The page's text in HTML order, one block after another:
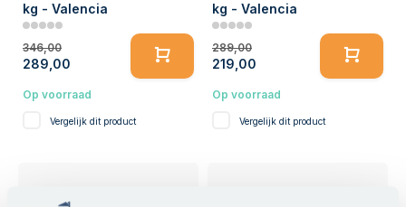
kg - Valencia
346,00
289,00
Op voorraad
Vergelijk dit product
kg - Valencia
289,00
219,00
Op voorraad
Vergelijk dit product